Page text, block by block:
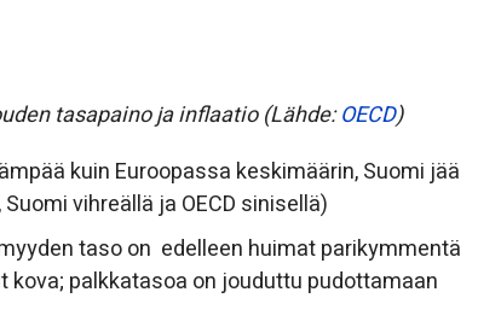
tasapaino ja inflaatio (Lähde:OECD)
kuin Euroopassa keskimäärin, Suomi jää
vihreällä ja OECD sinisellä)
taso on edelleen huimat parikymmentä
kova; palkkatasoa on jouduttu pudottamaan